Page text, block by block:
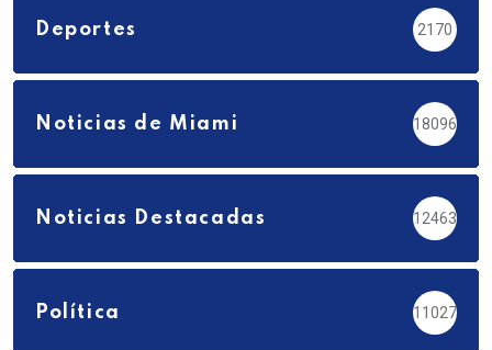
Deportes 2170
Noticias de Miami 18096
Noticias Destacadas 12463
Política 11027